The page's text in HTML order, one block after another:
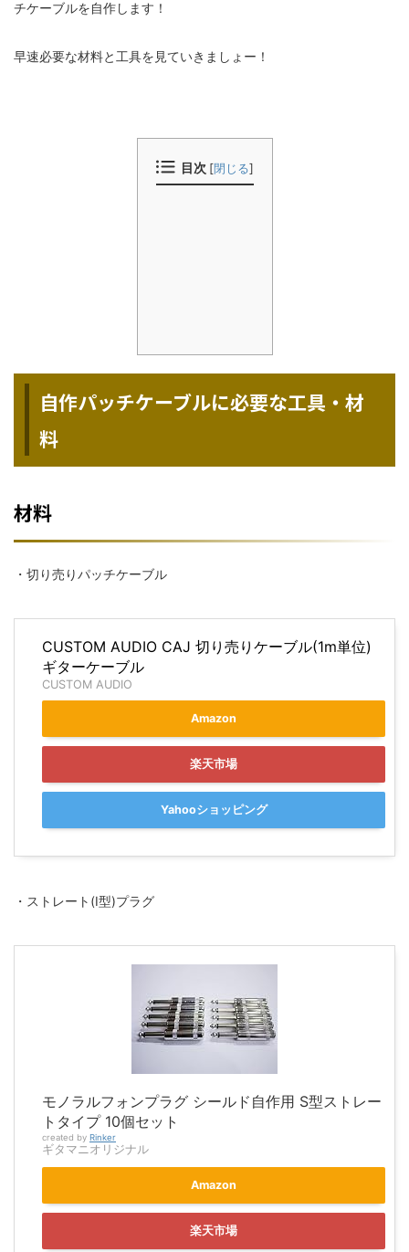
チケーブルを自作します！
早速必要な材料と工具を見ていきましょー！
目次 [閉じる]
自作パッチケーブルに必要な工具・材
料
材料
・切り売りパッチケーブル
CUSTOM AUDIO CAJ 切り売りケーブル(1m単位)
ギターケーブル
CUSTOM AUDIO
Amazon
楽天市場
Yahooショッピング
・ストレート(I型)プラグ
モノラルフォンプラグ シールド自作用 S型ストレー
トタイプ 10個セット
created by Rinker
ギタマニオリジナル
Amazon
楽天市場